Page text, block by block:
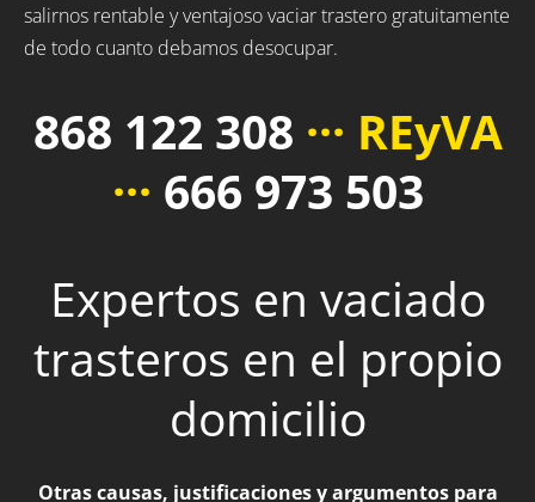
salirnos rentable y ventajoso vaciar trastero gratuitamente
de todo cuanto debamos desocupar.
868 122 308 ··· REyVA
··· 666 973 503
Expertos en vaciado
trasteros en el propio
domicilio
Otras causas, justificaciones y argumentos para